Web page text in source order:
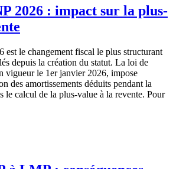
2026 : impact sur la plus-
le changement fiscal le plus structurant
depuis la création du statut. La loi de
vigueur le 1er janvier 2026, impose
des amortissements déduits pendant la
le calcul de la plus-value à la revente. Pour